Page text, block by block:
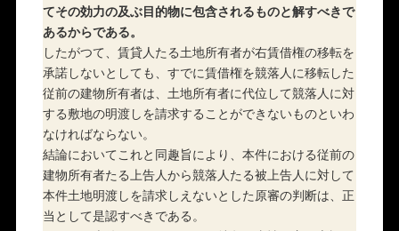
てその効力の及ぶ目的物に包含されるものと解すべきで
あるからである。
したがつて、賃貸人たる土地所有者が右賃借権の移転を
承諾しないとしても、すでに賃借権を競落人に移転した
従前の建物所有者は、土地所有者に代位して競落人に対
する敷地の明渡しを請求することができないものといわ
なければならない。
結論においてこれと同趣旨により、本件における従前の
建物所有者たる上告人から競落人たる被上告人に対して
本件土地明渡しを請求しえないとした原審の判断は、正
当として是認すべきである。